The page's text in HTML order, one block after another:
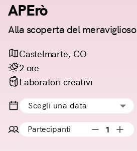
APErò
Alla scoperta del
Castelmarte, CO
2 ore
Laboratori creativi
Scegli una data
Partecipanti 1